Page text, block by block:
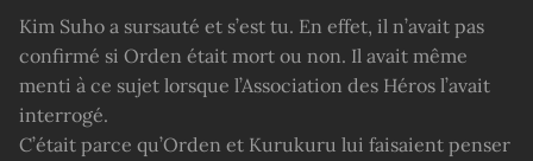
Kim Suho a sursauté et s’est tu. En effet, il n’avait pas
confirmé si Orden était mort ou non. Il avait même
menti à ce sujet lorsque l’Association des Héros l’avait
interrogé.
C’était parce qu’Orden et Kurukuru lui faisaient penser